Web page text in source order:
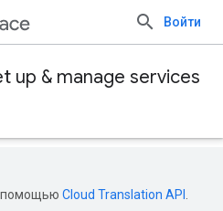
Войти
up & manage services
помощью Cloud Translation API